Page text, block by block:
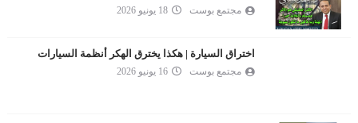
مجتمع بوست 18 يونيو 2026
اختراق السيارة | هكذا يخترق الهكر أنظمة السيارات
مجتمع بوست 16 يونيو 2026